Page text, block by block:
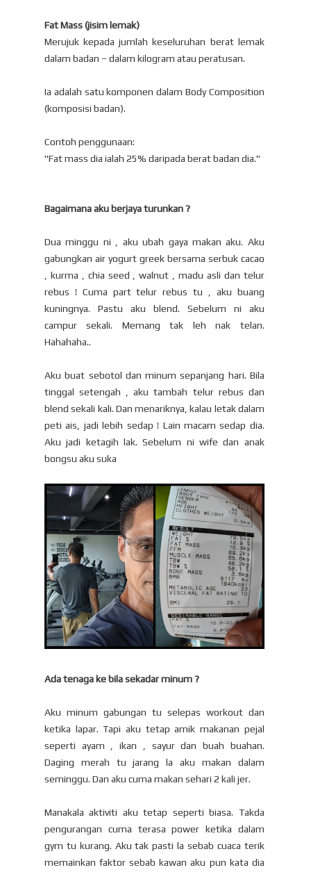
Fat Mass (jisim lemak)
Merujuk kepada jumlah keseluruhan berat lemak
dalam badan – dalam kilogram atau peratusan.
Ia adalah satu komponen dalam Body Composition
(komposisi badan).
Contoh penggunaan:
"Fat mass dia ialah 25% daripada berat badan dia."
Bagaimana aku berjaya turunkan ?
Dua minggu ni , aku ubah gaya makan aku. Aku
gabungkan air yogurt greek bersama serbuk cacao
, kurma , chia seed , walnut , madu asli dan telur
rebus ! Cuma part telur rebus tu , aku buang
kuningnya. Pastu aku blend. Sebelum ni aku
campur sekali. Memang tak leh nak telan.
Hahahaha..
Aku buat sebotol dan minum sepanjang hari. Bila
tinggal setengah , aku tambah telur rebus dan
blend sekali kali. Dan menariknya, kalau letak dalam
peti ais, jadi lebih sedap ! Lain macam sedap dia.
Aku jadi ketagih lak. Sebelum ni wife dan anak
bongsu aku suka
Ada tenaga ke bila sekadar minum ?
Aku minum gabungan tu selepas workout dan
ketika lapar. Tapi aku tetap amik makanan pejal
seperti ayam , ikan , sayur dan buah buahan.
Daging merah tu jarang la aku makan dalam
seminggu. Dan aku cuma makan sehari 2 kali jer.
Manakala aktiviti aku tetap seperti biasa. Takda
pengurangan cuma terasa power ketika dalam
gym tu kurang. Aku tak pasti la sebab cuaca terik
memainkan faktor sebab kawan aku pun kata dia